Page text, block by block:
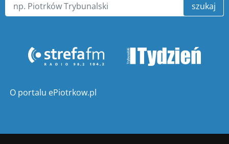
szukaj
O portalu ePiotrkow.pl